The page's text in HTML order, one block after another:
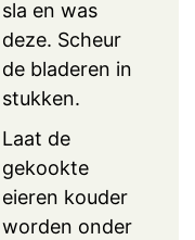
sla en was
deze. Scheur
de bladeren in
stukken.
Laat de
gekookte
eieren kouder
worden onder